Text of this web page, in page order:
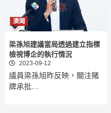
澳聞
梁孫旭建議當局透過建立指標
檢視博企的執行情況
2023-09-12
議員梁孫旭昨反映，關注賭
牌承批…